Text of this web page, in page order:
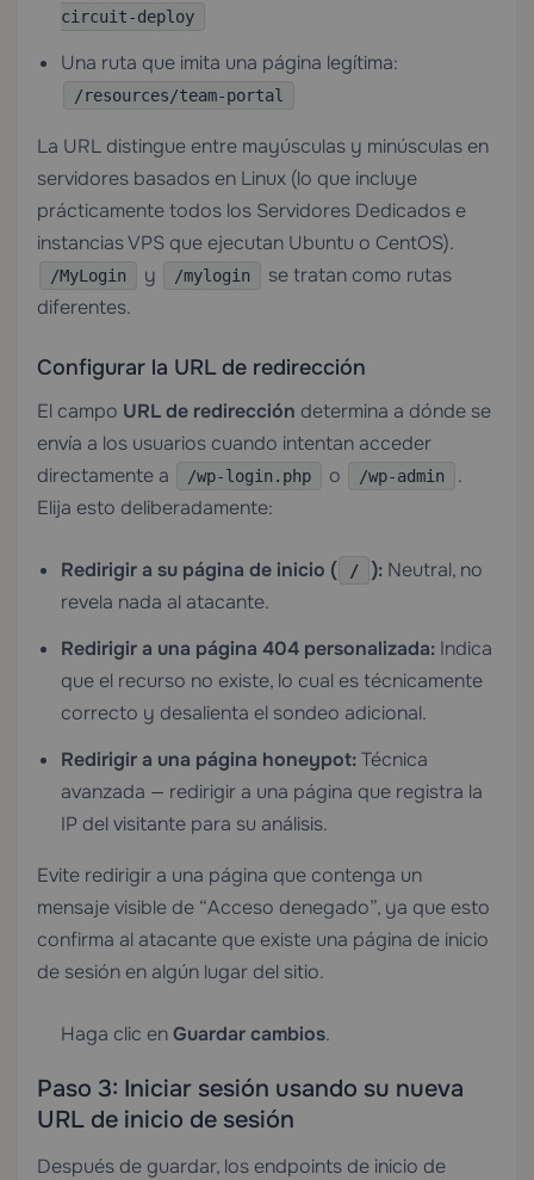
circuit-deploy
Una ruta que imita una página legítima:
/resources/team-portal
La URL distingue entre mayúsculas y minúsculas en
servidores basados en Linux (lo que incluye
prácticamente todos los Servidores Dedicados e
instancias VPS que ejecutan Ubuntu o CentOS).
/MyLogin y /mylogin
se tratan como rutas
diferentes.
Configurar la URL de redirección
El campo URL de redirección determina a dónde se
envía a los usuarios cuando intentan acceder
directamente a
/wp-login.php o /wp-admin
.
Elija esto deliberadamente:
Redirigir a su página de inicio ( / ): Neutral, no
revela nada al atacante.
Redirigir a una página 404 personalizada: Indica
que el recurso no existe, lo cual es técnicamente
correcto y desalienta el sondeo adicional.
Redirigir a una página honeypot:Técnica
avanzada — redirigir a una página que registra la
IP del visitante para su análisis.
Evite redirigir a una página que contenga un
mensaje visible de “Acceso denegado”, ya que esto
confirma al atacante que existe una página de inicio
de sesión en algún lugar del sitio.
Haga clic enGuardar cambios.
Paso 3: Iniciar sesión usando su nueva
URL de inicio de sesión
Después de guardar, los endpoints de inicio de